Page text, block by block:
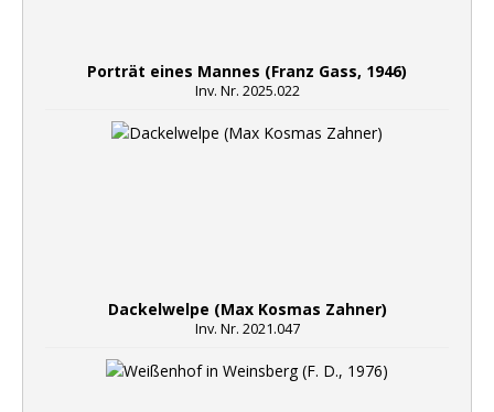
Porträt eines Mannes (Franz Gass, 1946)
Inv. Nr. 2025.022
Dackelwelpe (Max Kosmas Zahner)
Inv. Nr. 2021.047